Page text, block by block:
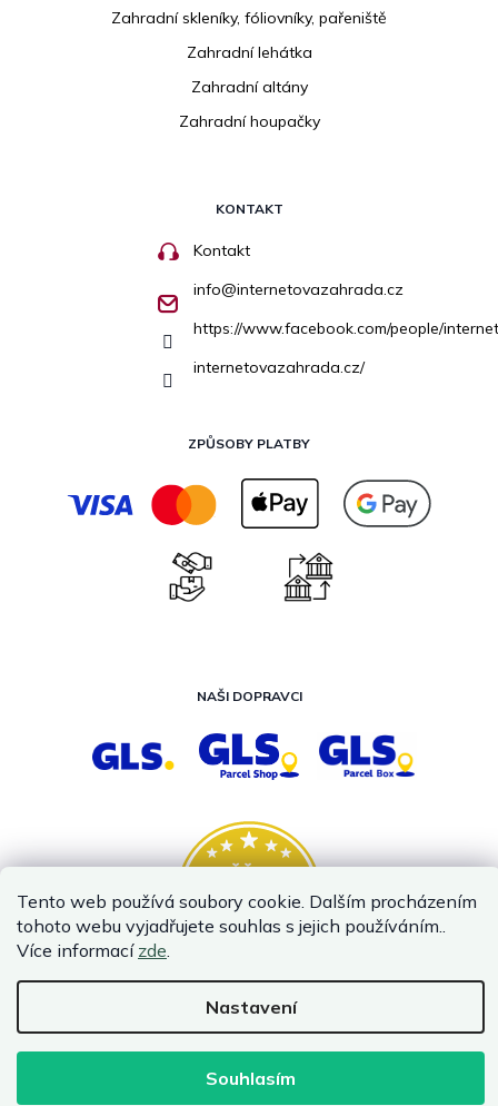
Tento web používá soubory cookie. Dalším procházením
tohoto webu vyjadřujete souhlas s jejich používáním..
Více informací zde.
Nastavení
Souhlasím
Infolinka je z technických příčin nedostupná. Kontaktujte
Zahradní skleníky, fóliovníky, pařeniště
Zahradní lehátka
Zahradní altány
Zahradní houpačky
KONTAKT
Kontakt
info@internetovazahrada.cz
https://www.facebook.com/people/
internetovazahrada.cz/
ZPŮSOBY PLATBY
NAŠI DOPRAVCI